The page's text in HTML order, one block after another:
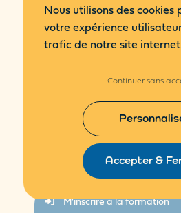
Modalité admission
Pour toute inscription ou
par email :
Les inscriptions sont
le début de la formation.
M'inscrire à la formation
Nous utilisons des cookies
votre expérience
trafic de notre site
Accepter &
Continuer sans